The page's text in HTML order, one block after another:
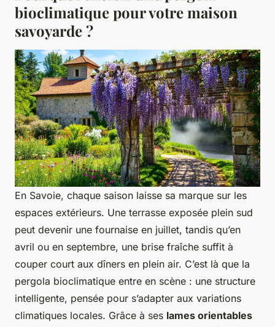
bioclimatique pour votre maison
savoyarde ?
En Savoie, chaque saison laisse sa marque sur les
espaces extérieurs. Une terrasse exposée plein sud
peut devenir une fournaise en juillet, tandis qu’en
avril ou en septembre, une brise fraîche suffit à
couper court aux dîners en plein air. C’est là que la
pergola bioclimatique entre en scène : une structure
intelligente, pensée pour s’adapter aux variations
climatiques locales. Grâce à ses lames orientables